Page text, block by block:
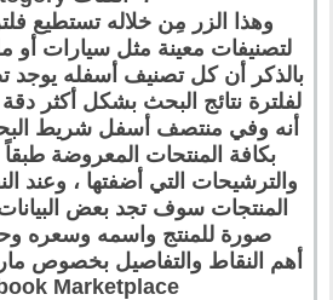
وهذا الزر مِن خلاله تستطيع
لتصنيفات معينة مثل سيارات أو
بالذكر أن كل تصنيف أسفله يوجد
لفلترة نتائج البحث بشكل أكثر
أنه وفي منتصف أسفل شريط
بكافة المنتحات المعروضة
والترشيحات التي أضفتها ، وعند
المنتجات سوف تجد بعض
صورة للمنتج واسمه وسعره
أهم النقاط والتفاصيل بخصوص
Marketplace